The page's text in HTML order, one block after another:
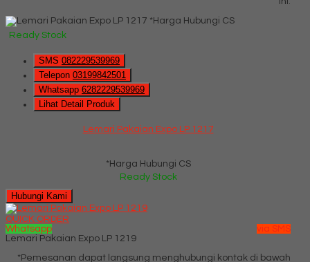
*Harga Hubungi CS
Ready Stock
SMS 082229539969
Telepon 03199842501
Whatsapp 6282229539969
Lihat Detail Produk
Lemari Pakaian Expo LP 1217
*Harga Hubungi CS
Ready Stock
Hubungi Kami
QUICK ORDER
Whatsapp
via SMS
Lemari Pakaian Expo LP 1219
*Pemesanan dapat langsung menghubungi kontak di bawah